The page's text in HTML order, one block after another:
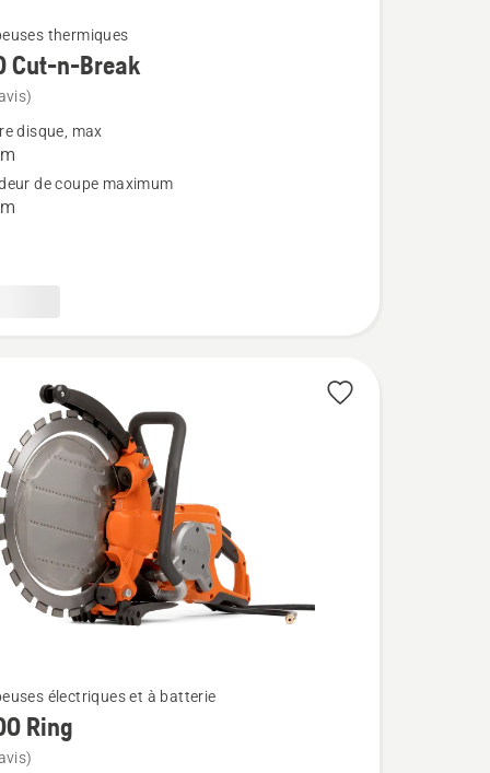
thermiques
Cut-n-Break
disque, max
de coupe maximum
électriques et à batterie
Ring